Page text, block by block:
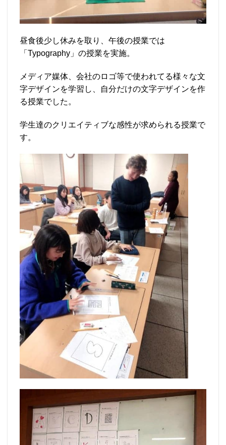
昼食後少し休みを取り、午後の授業では
「Typography」の授業を実施。
メディア媒体、会社のロゴ等で使われてる様々な文
字デザインを学習し、自分だけの文字デザインを作
る授業でした。
学生達のクリエイティブな感性が求められる授業で
す。